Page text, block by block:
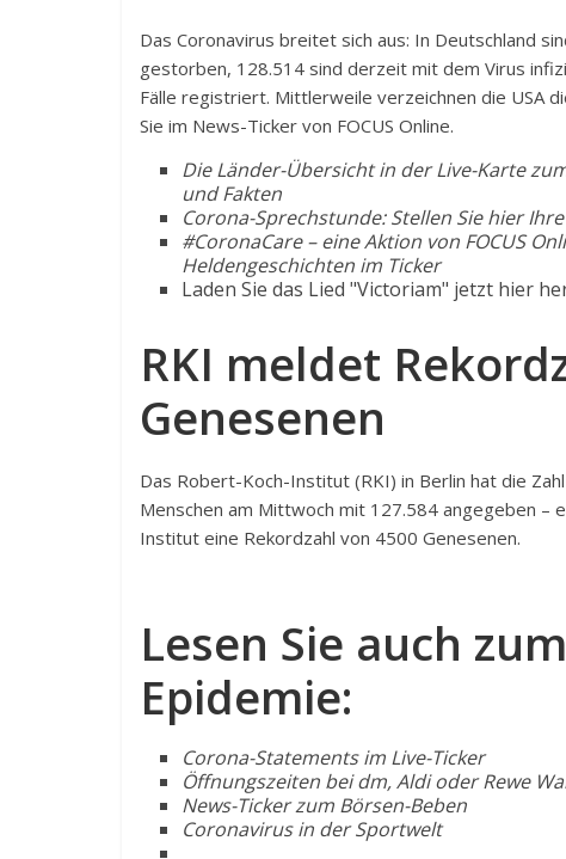
Das Coronavirus breitet sich aus: In Deutschland
gestorben, 128.514 sind derzeit mit dem Virus
Fälle registriert. Mittlerweile verzeichnen die USA
Sie im News-Ticker von FOCUS Online.
Die Länder-Übersicht in der Live-Karte
und Fakten
Corona-Sprechstunde: Stellen Sie hier
#CoronaCare – eine Aktion von FOCUS
Heldengeschichten im Ticker
Laden Sie das Lied "Victoriam" jetzt hier
RKI meldet
Genesenen
Das Robert-Koch-Institut (RKI) in Berlin hat die
Menschen am Mittwoch mit 127.584 angegeben –
Institut eine Rekordzahl von 4500 Genesenen.
Lesen Sie auch
Epidemie:
Corona-Statements im Live-Ticker
Öffnungszeiten bei dm, Aldi oder Rewe
News-Ticker zum Börsen-Beben
Coronavirus in der Sportwelt